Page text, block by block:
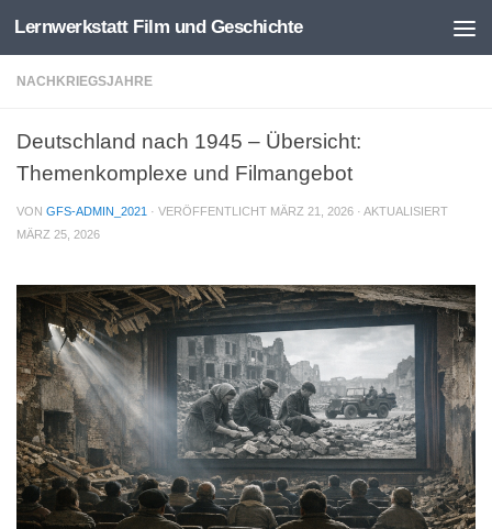
Zum Inhalt springen
Lernwerkstatt Film und Geschichte
NACHKRIEGSJAHRE
Deutschland nach 1945 – Übersicht:
Themenkomplexe und Filmangebot
VON GFS-ADMIN_2021 · VERÖFFENTLICHT MÄRZ 21, 2026 · AKTUALISIERT
MÄRZ 25, 2026